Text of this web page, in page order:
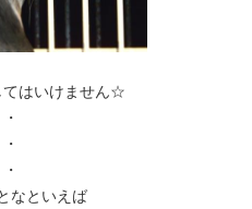
てはいけません☆
・
・
・
なといえば